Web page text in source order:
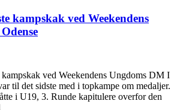
kampskak ved Weekendens
ved Weekendens Ungdoms DM I
til det sidste med i topkampe om medaljer.
i U19, 3. Runde kapitulere overfor den